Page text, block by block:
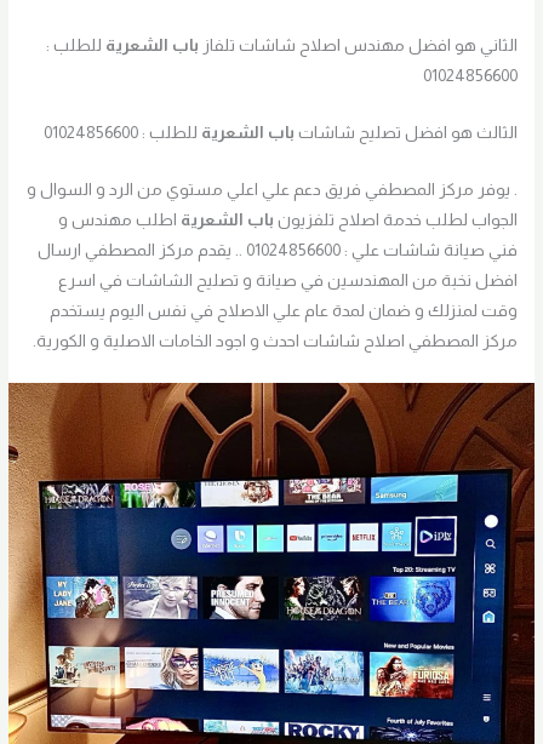
الثاني هو افضل مهندس اصلاح شاشات تلفاز باب الشعرية للطلب :
01024856600
الثالث هو افضل تصليح شاشات باب الشعرية للطلب : 01024856600
. يوفر مركز المصطفي فريق دعم علي اعلي مستوي من الرد و السوال و
الجواب لطلب خدمة اصلاح تلفزيون باب الشعرية اطلب مهندس و
فني صيانة شاشات علي : 01024856600 .. يقدم مركز المصطفي ارسال
افضل نخبة من المهندسين في صيانة و تصليح الشاشات في اسرع
وقت لمنزلك و ضمان لمدة عام علي الاصلاح في نفس اليوم يستخدم
مركز المصطفي اصلاح شاشات احدث و اجود الخامات الاصلية و الكورية.